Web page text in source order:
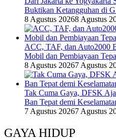
Buktikan Ketangguhan di
8 Agustus 20268 Agustus
ACC, TAF, dan Auto2000
Mobil dan Pembiayaan
8 Agustus 20267 Agustus
Tak Cuma Gaya, DFSK
Ban Tepat demi
7 Agustus 20267 Agustus
GAYA HIDUP